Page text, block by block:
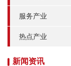
服务产业
热点产业
新闻资讯